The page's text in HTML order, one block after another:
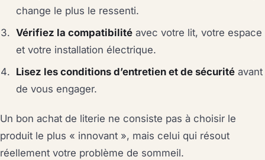
change le plus le ressenti.
Vérifiez la compatibilité avec votre lit, votre espace
et votre installation électrique.
Lisez les conditions d’entretien et de sécurité avant
de vous engager.
Un bon achat de literie ne consiste pas à choisir le
produit le plus « innovant », mais celui qui résout
réellement votre problème de sommeil.